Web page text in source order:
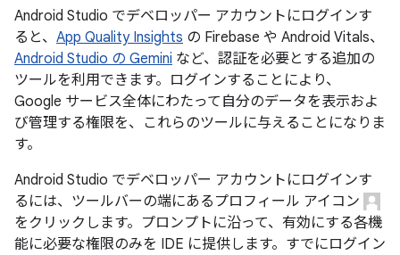
Android Studio でデベロッパー アカウントにログインす
ると、 App Quality Insights の Firebase や Android Vitals、
Android Studio の Gemini など、認証を必要とする追加の
ツールを利用できます。ログインすることにより、
Google サービス全体にわたって自分のデータを表示およ
び管理する権限を、これらのツールに与えることになりま
す。
Android Studio でデベロッパー アカウントにログインす
るには、ツールバーの端にあるプロフィール アイコン
をクリックします。プロンプトに沿って、有効にする各機
能に必要な権限のみを IDE に提供します。すでにログイン